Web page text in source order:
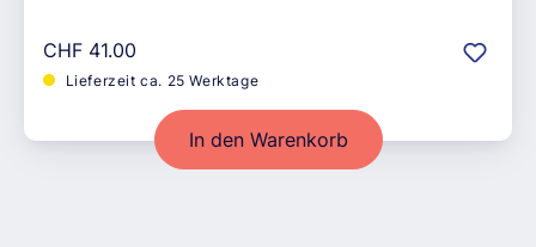
Regulärer Preis:
CHF 41.00
Lieferzeit ca. 25 Werktage
In den Warenkorb